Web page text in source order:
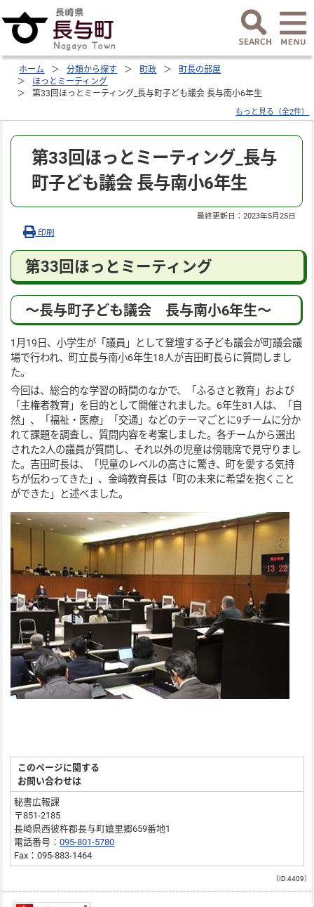
ホーム 分類から探す 町政
町長の部屋
ほっとミーティング
第33回ほっとミーティング_長与町子ども議会 長与南小6年生
もっと見る（全2件）
第33回ほっとミーティング_長与
町子ども議会 長与南小6年生
最終更新日：2023年5月25日
印刷
第33回ほっとミーティング
～長与町子ども議会 長与南小6年生～
1月19日、小学生が「議員」として登壇する子ども議会が町議会議
場で行われ、町立長与南小6年生18人が吉田町長らに質問しまし
た。
今回は、総合的な学習の時間のなかで、「ふるさと教育」および
「主権者教育」を目的として開催されました。6年生81人は、「自
然」、「福祉・医療」「交通」などのテーマごとに9チームに分か
れて課題を調査し、質問内容を考案しました。各チームから選出
された2人の議員が質問し、それ以外の児童は傍聴席で見守りまし
た。吉田町長は、「児童のレベルの高さに驚き、町を愛する気持
ちが伝わってきた」、金﨑教育長は「町の未来に希望を抱くこと
ができた」と述べました。
このページに関する
お問い合わせは
秘書広報課
〒851-2185
長崎県西彼杵郡長与町嬉里郷659番地1
電話番号：095-801-5780
Fax：095-883-1464
（ID:4409）